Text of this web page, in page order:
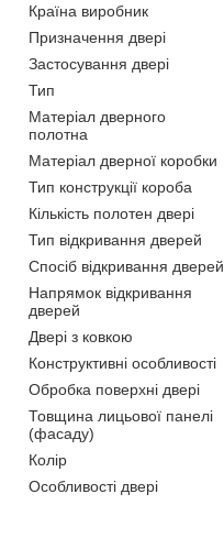
Країна виробник
Призначення двері
Застосування двері
Тип
Матеріал дверного
полотна
Матеріал дверної коробки
Тип конструкції короба
Кількість полотен двері
Тип відкривання дверей
Спосіб відкривання дверей
Напрямок відкривання
дверей
Двері з ковкою
Конструктивні особливості
Обробка поверхні двері
Товщина лицьової панелі
(фасаду)
Колір
Особливості двері